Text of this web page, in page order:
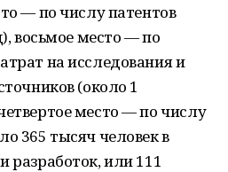
— по числу патентов
восьмое место — по
на исследования и
(около 1
место — по числу
365 тысяч человек в
разработок, или 111